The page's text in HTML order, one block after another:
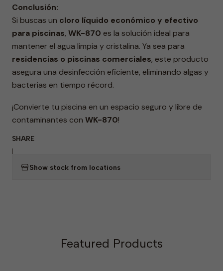
Conclusión:
Si buscas un cloro líquido económico y efectivo
para piscinas, WK-870 es la solución ideal para
mantener el agua limpia y cristalina. Ya sea para
residencias o piscinas comerciales, este producto
asegura una desinfección eficiente, eliminando algas y
bacterias en tiempo récord.
¡Convierte tu piscina en un espacio seguro y libre de
contaminantes con WK-870!
SHARE
|
Show stock from locations
Featured Products